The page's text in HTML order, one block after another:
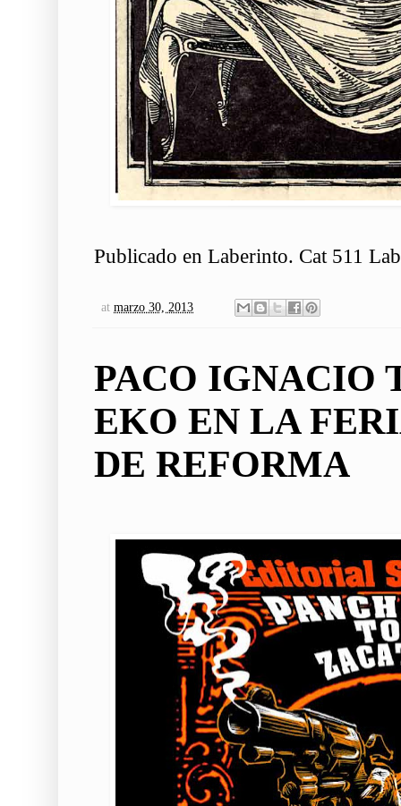
Publicado en Laberinto. Cat 511
at marzo 30, 2013
PACO IGNACIO
EKO EN LA
DE REFORMA